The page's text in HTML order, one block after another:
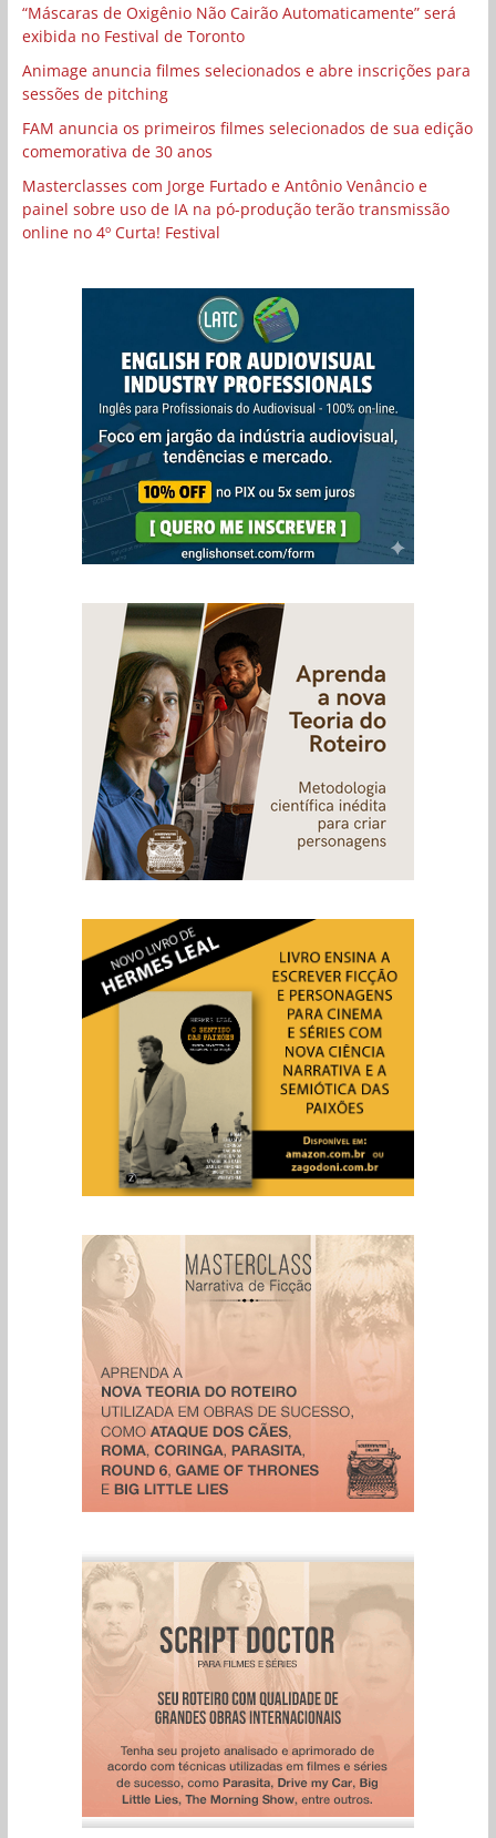
“Máscaras de Oxigênio Não Cairão Automaticamente” será
exibida no Festival de Toronto
Animage anuncia filmes selecionados e abre inscrições para
sessões de pitching
FAM anuncia os primeiros filmes selecionados de sua edição
comemorativa de 30 anos
Masterclasses com Jorge Furtado e Antônio Venâncio e
painel sobre uso de IA na pó-produção terão transmissão
online no 4º Curta! Festival